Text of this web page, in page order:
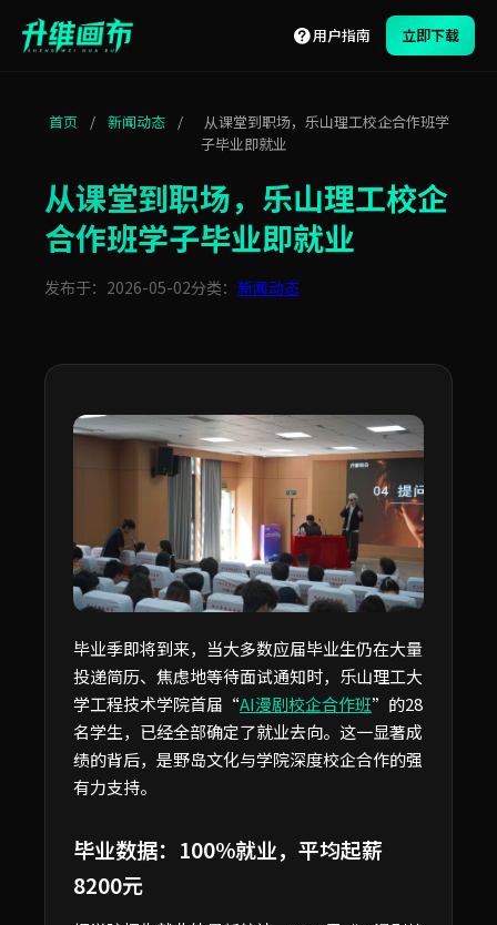
用户指南 立即下载
首页 / 新闻动态 /
从课堂到职场，乐山理工校企合作班学
子毕业即就业
从课堂到职场，乐山理工校企
合作班学子毕业即就业
发布于：2026-05-02分类： 新闻动态
毕业季即将到来，当大多数应届毕业生仍在大量
投递简历、焦虑地等待面试通知时，乐山理工大
学工程技术学院首届“AI漫剧校企合作班”的28
名学生，已经全部确定了就业去向。这一显著成
绩的背后，是野岛文化与学院深度校企合作的强
有力支持。
毕业数据：100%就业，平均起薪
8200元